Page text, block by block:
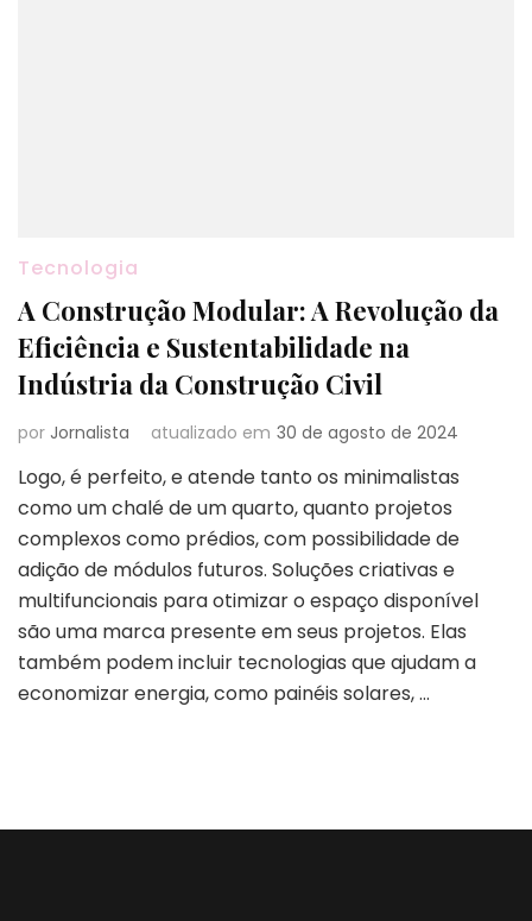
Tecnologia
A Construção Modular: A Revolução da
Eficiência e Sustentabilidade na
Indústria da Construção Civil
por Jornalista atualizado em 30 de agosto de 2024
Logo, é perfeito, e atende tanto os minimalistas
como um chalé de um quarto, quanto projetos
complexos como prédios, com possibilidade de
adição de módulos futuros. Soluções criativas e
multifuncionais para otimizar o espaço disponível
são uma marca presente em seus projetos. Elas
também podem incluir tecnologias que ajudam a
economizar energia, como painéis solares, …